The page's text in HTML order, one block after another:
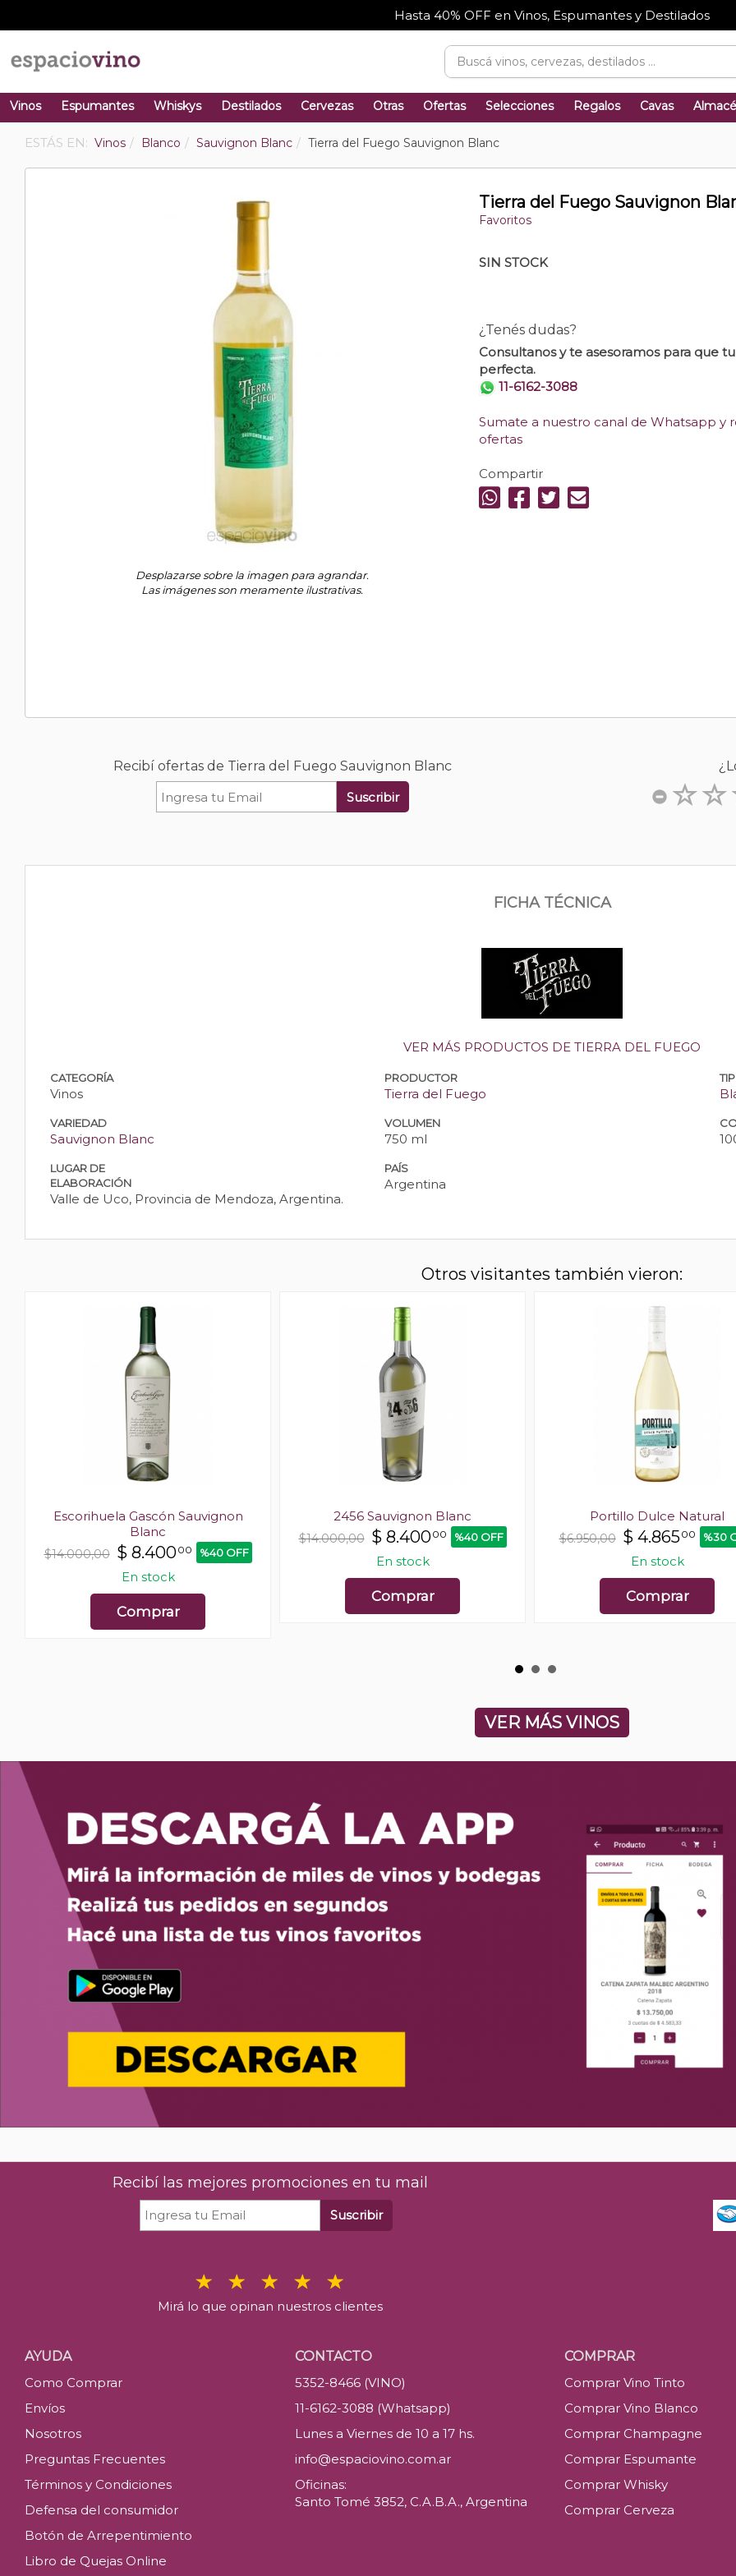
Hasta 40% OFF en Vinos, Espumantes y Destilados
Vinos Espumantes Whiskys Destilados Cervezas Otras Ofertas Selecciones Regalos Cavas
ESTÁS EN: Vinos Blanco Sauvignon Blanc Tierra del Fuego Sauvignon Blanc
Desplazarse sobre la imagen para agrandar.
Las imágenes son meramente ilustrativas.
Tierra del Fuego Sauvignon
Favoritos
SIN STOCK
¿Tenés dudas?
Consultanos y te asesoramos para que
perfecta.
11-6162-3088
Sumate a nuestro canal de Whatsapp y
ofertas
Compartir
Recibí ofertas de Tierra del Fuego Sauvignon Blanc
Suscribir
FICHA TÉCNICA
VER MÁS PRODUCTOS DE TIERRA DEL FUEGO
CATEGORÍA
Vinos
PRODUCTOR
Tierra del Fuego
VARIEDAD
Sauvignon Blanc
VOLUMEN
750 ml
LUGAR DE
ELABORACIÓN
Valle de Uco, Provincia de Mendoza, Argentina.
PAÍS
Argentina
Otros visitantes también vieron:
Escorihuela Gascón Sauvignon
Blanc
$14.000,00 $ 8.40000 %40 OFF
En stock
Comprar
2456 Sauvignon Blanc
$14.000,00 $ 8.40000 %40 OFF
En stock
Comprar
Portillo Dulce Natural
$6.950,00 $ 4.86500 %30
En stock
Comprar
VER MÁS VINOS
Recibí las mejores promociones en tu mail
Suscribir
Mirá lo que opinan nuestros clientes
AYUDA
Como Comprar
Envíos
Nosotros
Preguntas Frecuentes
Términos y Condiciones
Defensa del consumidor
Botón de Arrepentimiento
Libro de Quejas Online
CONTACTO
5352-8466 (VINO)
11-6162-3088 (Whatsapp)
Lunes a Viernes de 10 a 17 hs.
info@espaciovino.com.ar
Oficinas:
Santo Tomé 3852, C.A.B.A., Argentina
COMPRAR
Comprar Vino Tinto
Comprar Vino Blanco
Comprar Champagne
Comprar Espumante
Comprar Whisky
Comprar Cerveza